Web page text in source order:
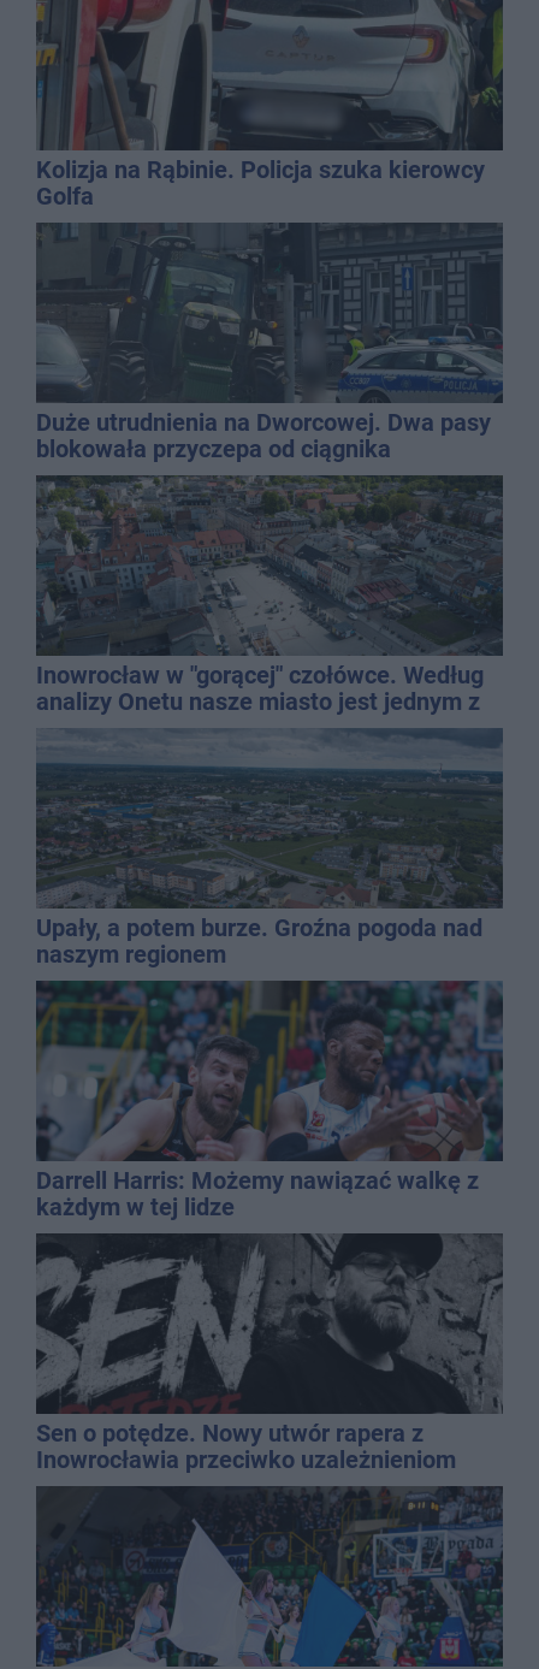
Kolizja na Rąbinie. Policja szuka kierowcy
Golfa
Duże utrudnienia na Dworcowej. Dwa pasy
blokowała przyczepa od ciągnika
Inowrocław w "gorącej" czołówce. Według
analizy Onetu nasze miasto jest jednym z
najbardziej narażonych na upały
Upały, a potem burze. Groźna pogoda nad
naszym regionem
Darrell Harris: Możemy nawiązać walkę z
każdym w tej lidze
Sen o potędze. Nowy utwór rapera z
Inowrocławia przeciwko uzależnieniom